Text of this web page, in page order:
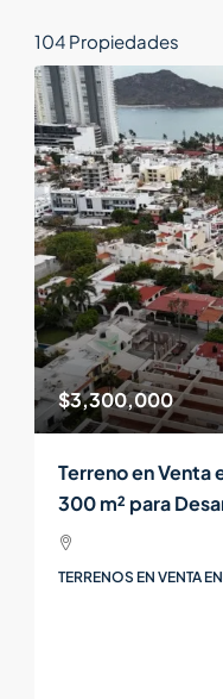
104 Propiedades
$3,300,000
Terreno en Venta
300 m² para
TERRENOS EN VENTA